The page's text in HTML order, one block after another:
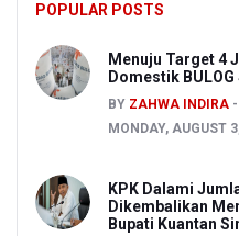
POPULAR POSTS
Menuju Target 4
Domestik
BY ZAHWA INDIRA
MONDAY, AUGUST
KPK Dalami
Dikembalikan
Bupati Kuantan